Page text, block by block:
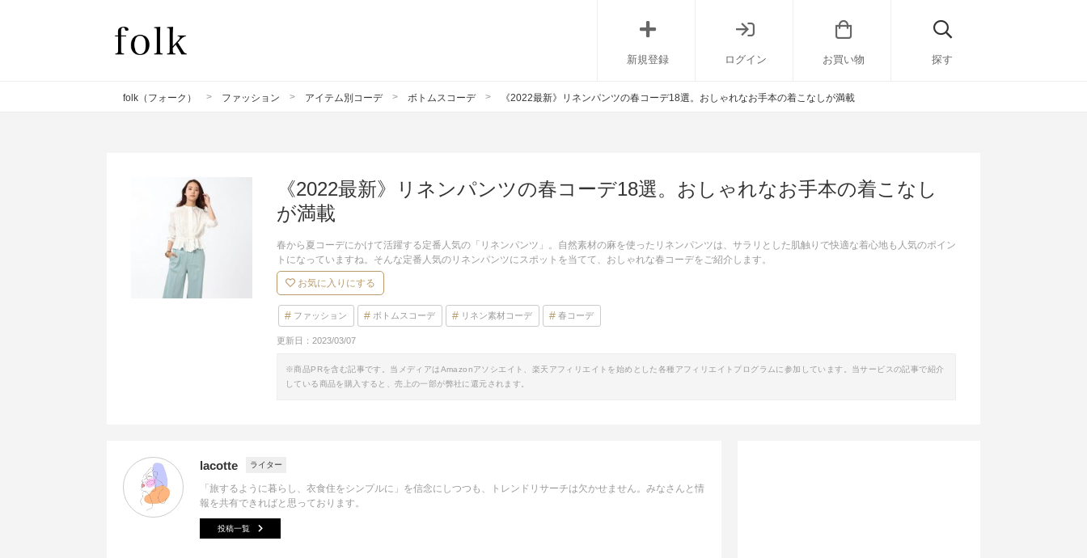
新規登録 ログイン お買い物 探す
folk（フォーク） ファッション アイテム別コーデ ボトムスコーデ 《2022最新》リネンパンツの春コーデ18選。おしゃれなお手本の着こなしが満載
《2022最新》リネンパンツの春コーデ18選。おしゃれなお手本の着こなし
が満載
春から夏コーデにかけて活躍する定番人気の「リネンパンツ」。自然素材の麻を使ったリネンパンツは、サラリとした肌触りで快適な着心地も人気のポイン
トになっていますね。そんな定番人気のリネンパンツにスポットを当てて、おしゃれな春コーデをご紹介します。
お気に入りにする
ファッション ボトムスコーデ リネン素材コーデ 春コーデ
更新日： 2023/03/07
※商品PRを含む記事です。当メディアはAmazonアソシエイト、楽天アフィリエイトを始めとした各種アフィリエイトプログラムに参加しています。当サービスの記事で紹介
している商品を購入すると、売上の一部が弊社に還元されます。
lacotte ライター
「旅するように暮らし、衣食住をシンプルに」を信念にしつつも、トレンドリサーチは欠かせません。みなさんと情
報を共有できればと思っております。
投稿一覧